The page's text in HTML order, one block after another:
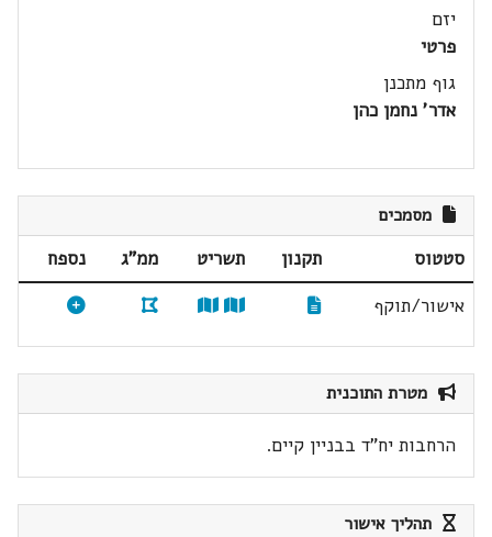
יזם
פרטי
גוף מתכנן
אדר' נחמן כהן
מסמכים
סטטוס תקנון תשריט ממ"ג
נספח
אישור/תוקף
מטרת התוכנית
הרחבות יח"ד בבניין קיים.
תהליך אישור